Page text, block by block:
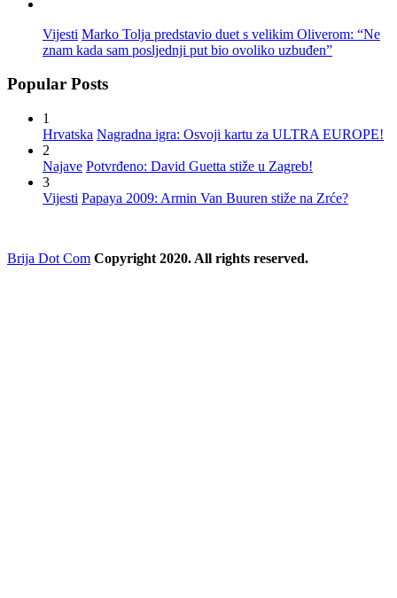
Vijesti Marko Tolja predstavio duet s velikim Oliverom: “Ne
znam kada sam posljednji put bio ovoliko uzbuđen”
Popular Posts
1
Hrvatska Nagradna igra: Osvoji kartu za ULTRA EUROPE!
2
Najave Potvrđeno: David Guetta stiže u Zagreb!
3
Vijesti Papaya 2009: Armin Van Buuren stiže na Zrće?
Brija Dot Com Copyright 2020. All rights reserved.